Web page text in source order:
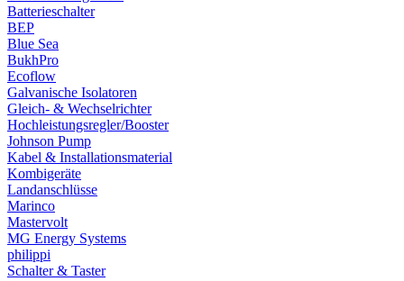
Batterieschalter
BEP
Blue Sea
BukhPro
Ecoflow
Galvanische Isolatoren
Gleich- & Wechselrichter
Hochleistungsregler/Booster
Johnson Pump
Kabel & Installationsmaterial
Kombigeräte
Landanschlüsse
Marinco
Mastervolt
MG Energy Systems
philippi
Schalter & Taster